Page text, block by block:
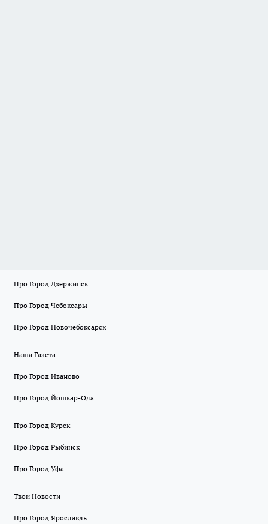
Про Город Дзержинск
Про Город Чебоксары
Про Город Новочебоксарск
Наша Газета
Про Город Иваново
Про Город Йошкар-Ола
Про Город Курск
Про Город Рыбинск
Про Город Уфа
Твои Новости
Про Город Ярославль